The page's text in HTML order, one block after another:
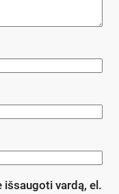
išsaugoti vardą, el.